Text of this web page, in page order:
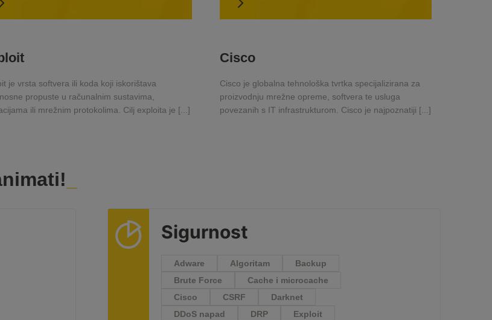
je vrsta softvera ili koda koji iskorištava
propuste u računalnim sustavima,
ili mrežnim protokolima. Cilj exploita je [...]
Cisco
Cisco je globalna tehnološka tvrtka specijalizirana za
proizvodnju mrežne opreme, softvera te usluga
povezanih s IT infrastrukturom. Cisco je najpoznatiji [...]
Sigurnost
Adware Algoritam
Backup
Brute Force
Cache i microcache
Cisco
CSRF
Darknet
DDoS napad
DRP
Exploit